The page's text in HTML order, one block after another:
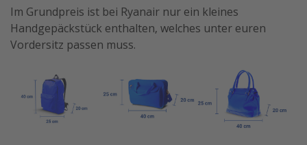
Im Grundpreis ist bei Ryanair nur ein kleines
Handgepäckstück enthalten, welches unter euren
Vordersitz passen muss.